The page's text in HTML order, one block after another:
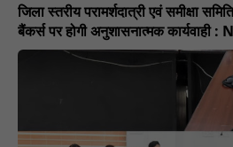
जिला स्तरीय परामर्शदात्री एवं समीक्षा
बैंकर्स पर होगी अनुशासनात्मक कार्यवाही :